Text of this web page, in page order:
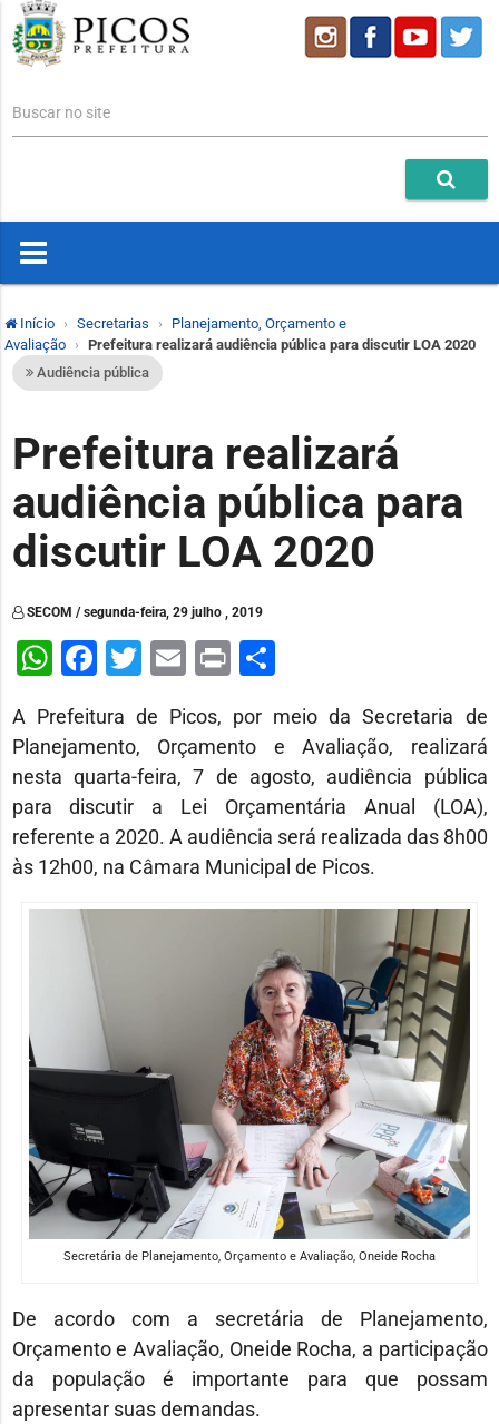
Buscar no site
Início Secretarias
Planejamento, Orçamento e
Avaliação
Prefeitura realizará audiência pública para discutir LOA 2020
Audiência pública
Prefeitura realizará
audiência pública para
discutir LOA 2020
SECOM / segunda-feira, 29 julho , 2019
WhatsApp
Facebook
Twitter
Email
PrintShare
A Prefeitura de Picos, por meio da Secretaria de
Planejamento, Orçamento e Avaliação, realizará
nesta quarta-feira, 7 de agosto, audiência pública
para discutir a Lei Orçamentária Anual (LOA),
referente a 2020. A audiência será realizada das 8h00
às 12h00, na Câmara Municipal de Picos.
Secretária de Planejamento, Orçamento e Avaliação, Oneide Rocha
De acordo com a secretária de Planejamento,
Orçamento e Avaliação, Oneide Rocha, a participação
da população é importante para que possam
apresentar suas demandas.